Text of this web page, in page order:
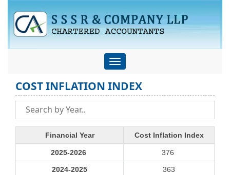
Toggle
navigation
COST INFLATION INDEX
Financial Year Cost Inflation Index
2025-2026 376
2024-2025 363